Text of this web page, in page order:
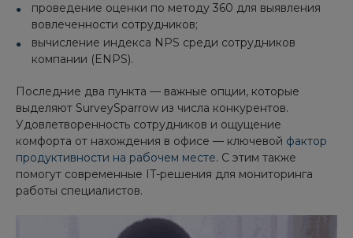
проведение оценки по методу 360 для выявления
вовлеченности сотрудников;
вычисление индекса NPS среди сотрудников
компании (ENPS).
Последние два пункта — важные опции, которые
выделяют SurveySparrow из числа конкурентов.
Удовлетворенность сотрудников и ощущение
комфорта от нахождения в офисе — ключевой фактор
продуктивности на рабочем месте. С этим также
помогут современные IT-решения для мониторинга
работы специалистов.